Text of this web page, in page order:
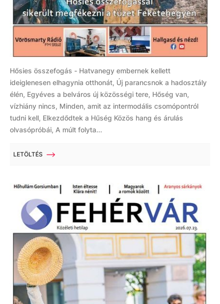
Hősies összefogás - Hatvanegy embernek kellett
ideiglenesen elhagynia otthonát, Új parancsnok a hadosztály
élén, Egyéves a belváros új közösségi tere, Hőség van,
vízhiány nincs, Minden, amit az intermodális csomópontról
tudni kell, Elkezdődtek a Hűség Közös hang és árulás
olvasópróbái, A múlt folyta...
LETÖLTÉS